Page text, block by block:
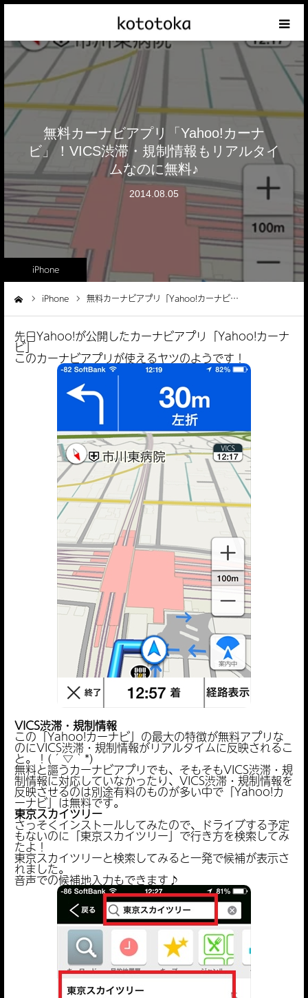
無料カーナビアプリ「Yahoo!カーナ
ビ」！VICS渋滞・規制情報もリアルタイ
ムなのに無料♪
2014.08.05
iPhone
iPhone 無料カーナビアプリ「Yahoo!カーナビ…
先日Yahoo!が公開したカーナビアプリ「Yahoo!カーナ
ビ」
このカーナビアプリが使えるヤツのようです！
VICS渋滞・規制情報
この「Yahoo!カーナビ」の最大の特徴が無料アプリな
のにVICS渋滞・規制情報がリアルタイムに反映されるこ
と。！(´▽｀*)
無料と謳うカーナビアプリでも、そもそもVICS渋滞・規
制情報に対応していなかったり、VICS渋滞・規制情報を
反映させるのは別途有料のものが多い中で「Yahoo!カ
ーナビ」は無料です。
東京スカイツリー
さっそくインストールしてみたので、ドライブする予定
もないのに「東京スカイツリー」で行き方を検索してみ
たよ！
東京スカイツリーと検索してみると一発で候補が表示さ
れました。
音声での候補地入力もできます♪
Appleの話
クレジットカードの話
iPhoneの話
その他の話
テーマリスト